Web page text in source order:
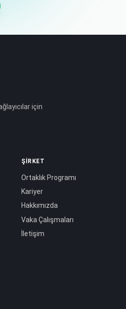
için
ŞIRKET
Ortaklık Programı
Kariyer
Hakkımızda
Vaka Çalışmaları
İletişim